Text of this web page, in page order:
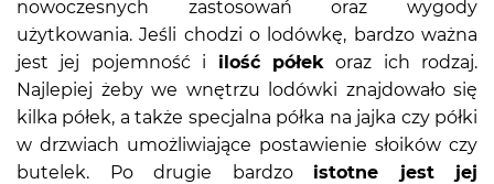
nowoczesnych zastosowań oraz wygody
użytkowania. Jeśli chodzi o lodówkę, bardzo ważna
jest jej pojemność i ilość półekoraz ich rodzaj.
Najlepiej żeby we wnętrzu lodówki znajdowało się
kilka półek, a także specjalna półka na jajka czy półki
w drzwiach umożliwiające postawienie słoików czy
butelek. Po drugie bardzo istotne jest jej